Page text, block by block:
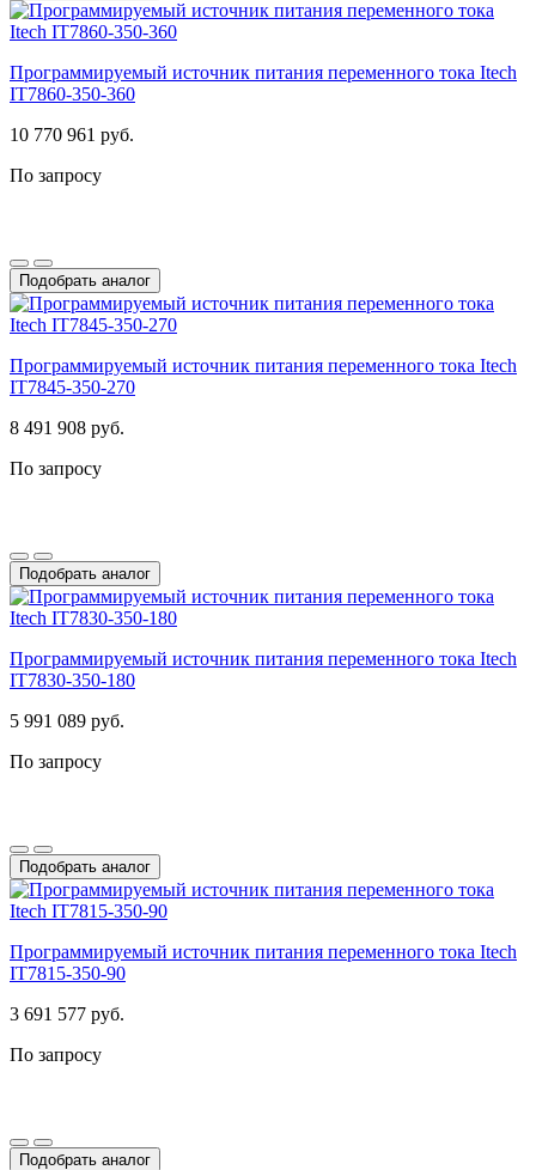
Программируемый источник питания переменного тока Itech
IT7860-350-360
10 770 961 руб.
По запросу
Подобрать аналог
Программируемый источник питания переменного тока Itech
IT7845-350-270
8 491 908 руб.
По запросу
Подобрать аналог
Программируемый источник питания переменного тока Itech
IT7830-350-180
5 991 089 руб.
По запросу
Подобрать аналог
Программируемый источник питания переменного тока Itech
IT7815-350-90
3 691 577 руб.
По запросу
Подобрать аналог